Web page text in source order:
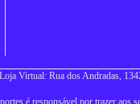
Virtual: Rua dos Andradas,
é responsável por trazer